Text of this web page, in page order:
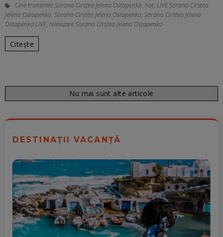
Cine transmite Sorana Cirstea Jelena Ostapenko, hot, LIVE Sorana Cirstea
Jelena Ostapenko, Sorana Cirstea Jelena Ostapenko, Sorana Cirstea Jelena
Ostapenko LIVE, televizare Sorana Cirstea Jelena Ostapenko
Citește
Nu mai sunt alte articole
DESTINAȚII VACANȚĂ